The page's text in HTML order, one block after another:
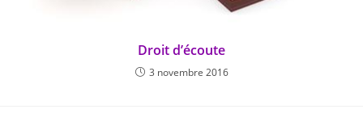
Droit d’écoute
3 novembre 2016